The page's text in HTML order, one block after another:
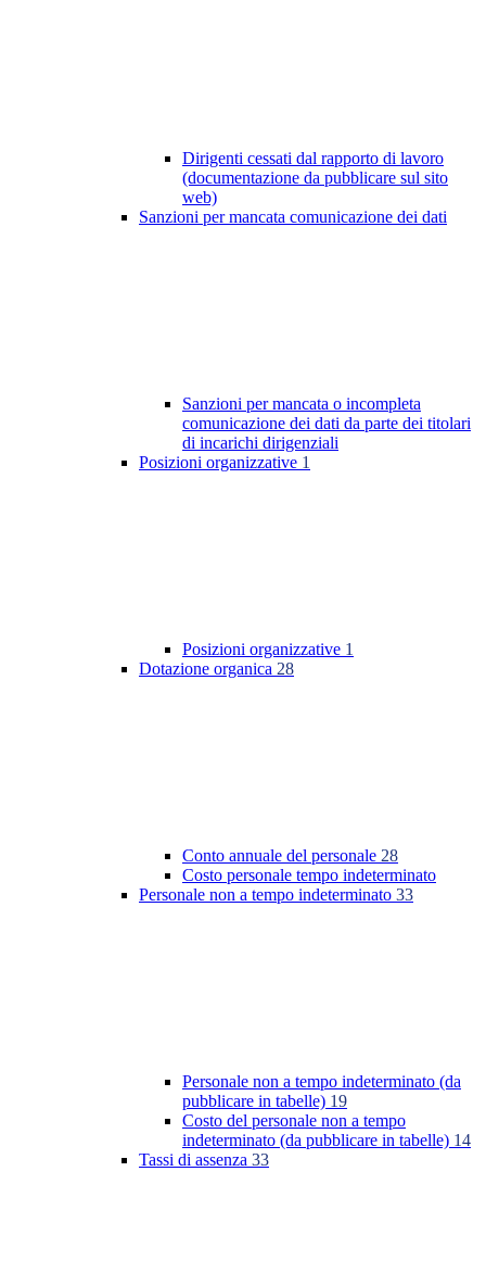
Dirigenti cessati dal rapporto di lavoro
(documentazione da pubblicare sul sito
web)
Sanzioni per mancata comunicazione dei dati
Sanzioni per mancata o incompleta
comunicazione dei dati da parte dei titolari
di incarichi dirigenziali
Posizioni organizzative 1
Posizioni organizzative 1
Dotazione organica 28
Conto annuale del personale 28
Costo personale tempo indeterminato
Personale non a tempo indeterminato 33
Personale non a tempo indeterminato (da
pubblicare in tabelle) 19
Costo del personale non a tempo
indeterminato (da pubblicare in tabelle) 14
Tassi di assenza 33